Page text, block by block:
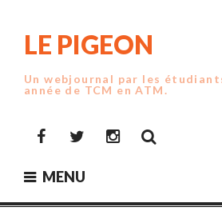
LE PIGEON
Un webjournal par les
année de TCM en ATM.
FacebookTwitterInstagram
MENU